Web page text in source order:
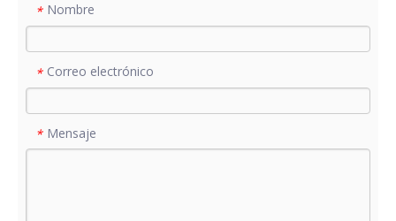
* Nombre
* Correo electrónico
* Mensaje